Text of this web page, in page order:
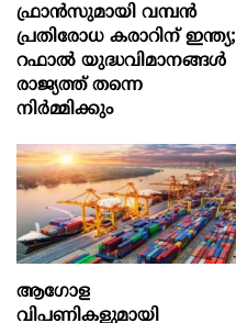
ഫ്രാൻസുമായി വമ്പന്‍
പ്രതിരോധ കരാറിന് ഇന്ത്യ;
റഫാല്‍ യുദ്ധവിമാനങ്ങള്‍
രാജ്യത്ത് തന്നെ
നിര്‍മ്മിക്കും
ആഗോള
വിപണികളുമായി